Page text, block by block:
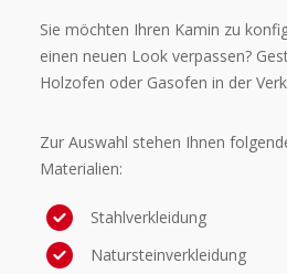
Sie möchten Ihren Kamin zu
einen neuen Look verpassen?
Holzofen oder Gasofen in der
Zur Auswahl stehen Ihnen
Materialien:
Stahlverkleidung
Natursteinverkleidung